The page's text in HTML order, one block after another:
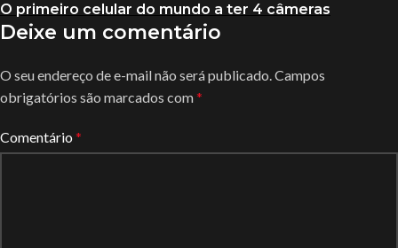
O primeiro celular do mundo a ter 4 câmeras
Deixe um comentário
O seu endereço de e-mail não será publicado.Campos
obrigatórios são marcados com*
Comentário *